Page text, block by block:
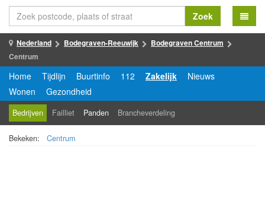
Zoek
Nederland Bodegraven-Reeuwijk
Bodegraven Centrum
Centrum
Home Tijdlijn Buurtinfo 112 Zakelijk
Nieuws
Wonen
Gezondheid
Bedrijven Failliet Panden Brancheverdeling
Bekeken: Centrum